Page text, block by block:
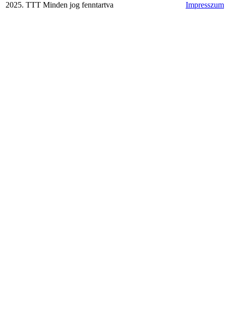
2025. TTT Minden jog fenntartva Impresszum